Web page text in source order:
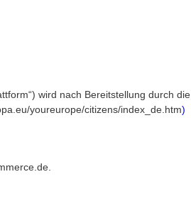
wird nach Bereitstellung durch die
youreurope/citizens/index_de.htm)